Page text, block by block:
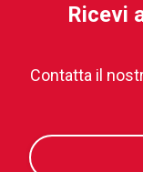
Ricevi
Contatta il